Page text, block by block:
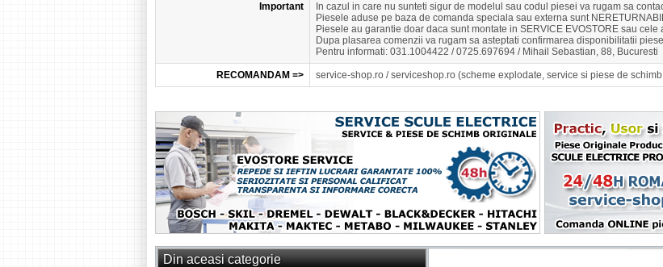
Important
In cazul in care nu sunteti sigur de modelul sau codul piesei va rugam sa
Piesele aduse pe baza de comanda speciala sau externa sunt
Piesele au garantie doar daca sunt montate in SERVICE EVOSTORE sau cele
Dupa plasarea comenzii va rugam sa asteptati confirmarea disponibilitatii
Pentru informati: 031.1004422 / 0725.697694 / Mihail Sebastian, 88, Bucuresti
RECOMANDAM => service-shop.ro / serviceshop.ro (scheme explodate, service si piese de
Din aceasi categorie